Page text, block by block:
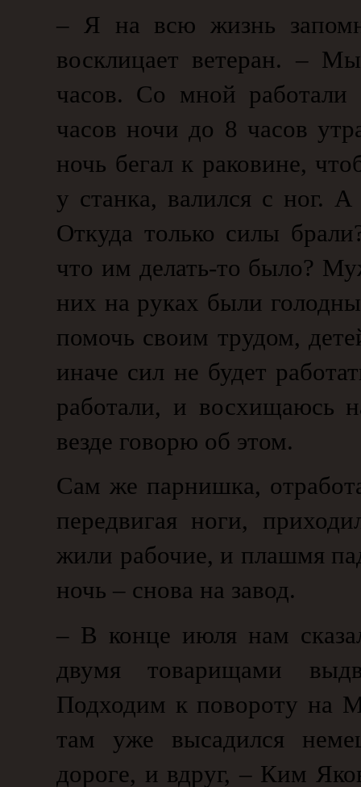
– Я на всю жизнь
восклицает ветеран. –
часов. Со мной
часов ночи до 8 часов
ночь бегал к раковине,
у станка, валился с ног.
Откуда только силы
что им делать-то было?
них на руках были
помочь своим трудом,
иначе сил не будет
работали, и восхищаюсь
везде говорю об этом.
Сам же парнишка,
передвигая ноги,
жили рабочие, и плашмя
ночь – снова на завод.
– В конце июля нам
двумя товарищами
Подходим к повороту на
там уже высадился
дороге, и вдруг, – Ким